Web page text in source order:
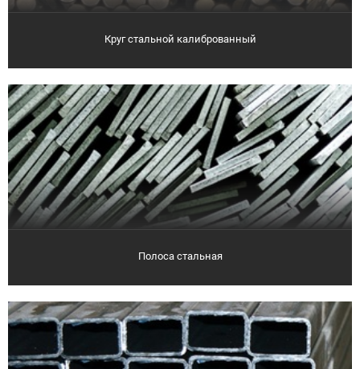
Круг стальной калиброванный
Полоса стальная